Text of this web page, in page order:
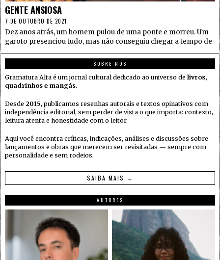
GENTE ANSIOSA
7 DE OUTUBRO DE 2021
Dez anos atrás, um homem pulou de uma ponte e morreu. Um
garoto presenciou tudo, mas não conseguiu chegar a tempo de
SOBRE NÓS
Gramatura Alta é um jornal cultural dedicado ao universo de livros,
quadrinhos e mangás.
Desde 2015, publicamos resenhas autorais e textos opinativos com
independência editorial, sem perder de vista o que importa: contexto,
leitura atenta e honestidade com o leitor.
Aqui você encontra críticas, indicações, análises e discussões sobre
lançamentos e obras que merecem ser revisitadas — sempre com
personalidade e sem rodeios.
SAIBA MAIS →
AUTORES